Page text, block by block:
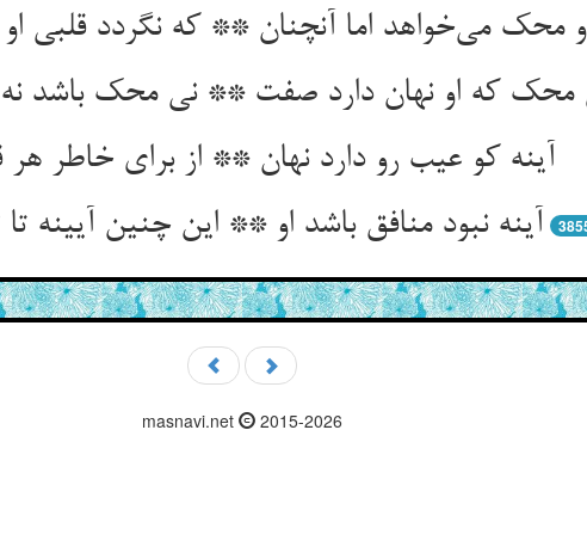
محک می‌خواهد اما آنچنان ** که نگردد قلبی او
محک که او نهان دارد صفت ** نی محک باشد نه
آینه کو عیب رو دارد نهان ** از برای خاطر هر
آینه نبود منافق باشد او ** این چنین آیینه تا
masnavi.net 2015-2026